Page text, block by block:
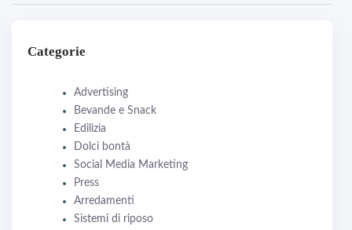
Categorie
Advertising
Bevande e Snack
Edilizia
Dolci bontà
Social Media Marketing
Press
Arredamenti
Sistemi di riposo